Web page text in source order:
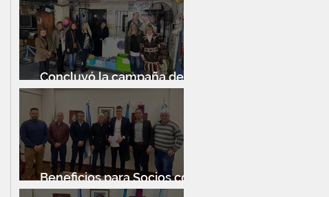
Concluyó la campaña de
donación de libros
Beneficios para Socios con
Banco Santander